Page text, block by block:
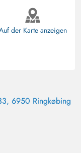
der Karte anzeigen
6950 Ringkøbing